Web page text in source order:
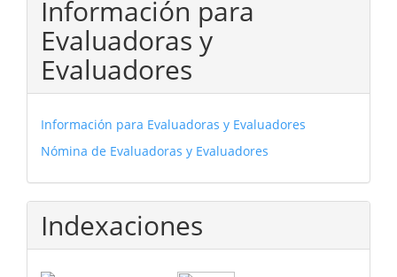
Información para
Evaluadoras y
Evaluadores
Información para Evaluadoras y Evaluadores
Nómina de Evaluadoras y Evaluadores
Indexaciones